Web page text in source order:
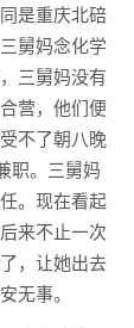
是重庆北碚
舅妈念化学
三舅妈没有
营，他们便
不了朝八晚
职。三舅妈
。现在看起
来不止一次
，让她出去
无事。